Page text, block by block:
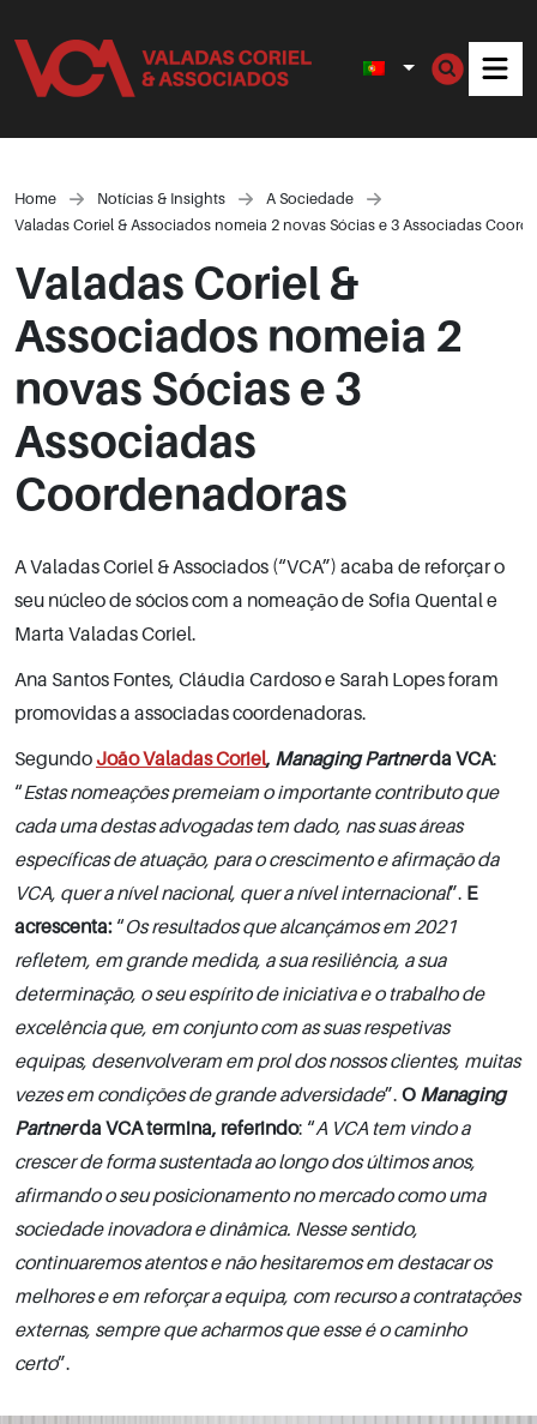
Home Notícias & Insights
A Sociedade
Valadas Coriel & Associados nomeia 2 novas Sócias e 3 Associadas
Valadas Coriel &
Associados nomeia 2
novas Sócias e 3
Associadas
Coordenadoras
A Valadas Coriel & Associados (“VCA”) acaba de reforçar o
seu núcleo de sócios com a nomeação de Sofia Quental e
Marta Valadas Coriel.
Ana Santos Fontes, Cláudia Cardoso e Sarah Lopes foram
promovidas a associadas coordenadoras.
Segundo João Valadas Coriel, Managing Partnerda VCA:
“Estas nomeações premeiam o importante contributo que
cada uma destas advogadas tem dado, nas suas áreas
específicas de atuação, para o crescimento e afirmação da
VCA, quer a nível nacional, quer a nível internacional”. E
acrescenta: “Os resultados que alcançámos em 2021
refletem, em grande medida, a sua resiliência, a sua
determinação, o seu espírito de iniciativa e o trabalho de
excelência que, em conjunto com as suas respetivas
equipas, desenvolveram em prol dos nossos clientes, muitas
vezes em condições de grande adversidade”. O Managing
Partnerda VCA termina, referindo: “A VCA tem vindo a
crescer de forma sustentada ao longo dos últimos anos,
afirmando o seu posicionamento no mercado como uma
sociedade inovadora e dinâmica. Nesse sentido,
continuaremos atentos e não hesitaremos em destacar os
melhores e em reforçar a equipa, com recurso a contratações
externas, sempre que acharmos que esse é o caminho
certo”.